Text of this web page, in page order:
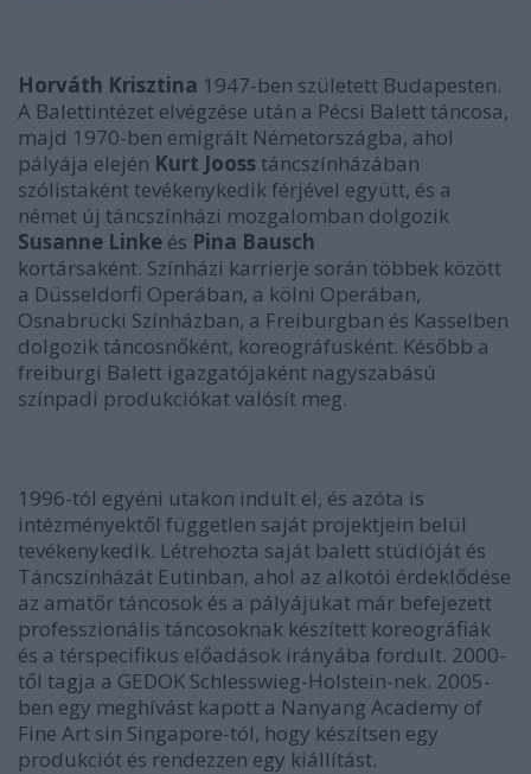
Horváth Krisztina 1947-ben született Budapesten.
A Balettintézet elvégzése után a Pécsi Balett táncosa,
majd 1970-ben emigrált Németországba, ahol
pályája elején Kurt Jooss táncszínházában
szólistaként tevékenykedik férjével együtt, és a
német új táncszínházi mozgalomban dolgozik
Susanne Linke és Pina Bausch
kortársaként. Színházi karrierje során többek között
a Düsseldorfi Operában, a kölni Operában,
Osnabrücki Színházban, a Freiburgban és Kasselben
dolgozik táncosnőként, koreográfusként. Később a
freiburgi Balett igazgatójaként nagyszabású
színpadi produkciókat valósít meg.
1996-tól egyéni utakon indult el, és azóta is
intézményektől független saját projektjein belül
tevékenykedik. Létrehozta saját balett stúdióját és
Táncszínházát Eutinban, ahol az alkotói érdeklődése
az amatőr táncosok és a pályájukat már befejezett
professzionális táncosoknak készített koreográfiák
és a térspecifikus előadások irányába fordult. 2000-
től tagja a GEDOK Schlesswieg-Holstein-nek. 2005-
ben egy meghívást kapott a Nanyang Academy of
Fine Art sin Singapore-tól, hogy készítsen egy
produkciót és rendezzen egy kiállítást.